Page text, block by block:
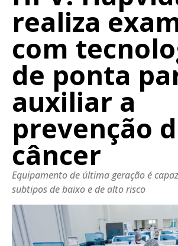
realiza
com
de ponta
auxiliar a
prevenção
câncer
Equipamento de última geração é
subtipos de baixo e de alto risco